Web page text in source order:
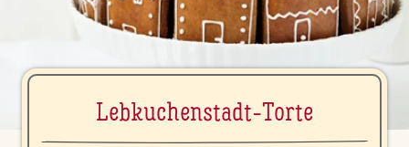
Leb­ku­chen­stadt-Torte